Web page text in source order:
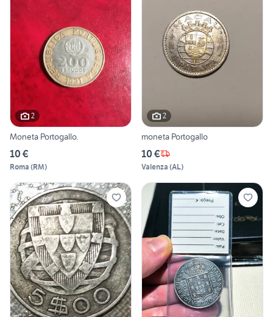
2
Moneta Portogallo.
10 €
Roma (RM)
2
moneta Portogallo
10 €
Valenza (AL)